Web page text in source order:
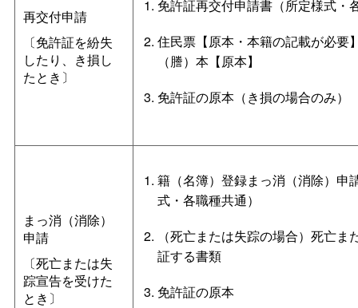
再交付申請
〔免許証を紛失
したり、き損し
たとき〕
免許証再交付申請書（所定様式・
住民票【原本・本籍の記載が必要
（謄）本【原本】
免許証の原本（き損の場合のみ）
まっ消（消除）
申請
〔死亡または失
踪宣告を受けた
とき〕
籍（名簿）登録まっ消（消除）申
式・各職種共通）
（死亡または失踪の場合）死亡ま
証する書類
免許証の原本